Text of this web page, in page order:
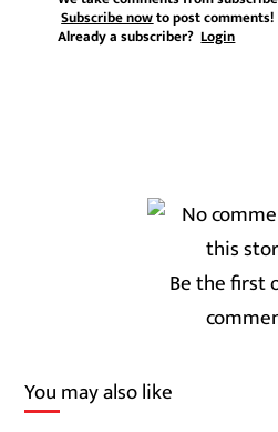
Subscribe nowto post comments!
Already a subscriber?Login
Be the first
You may also like